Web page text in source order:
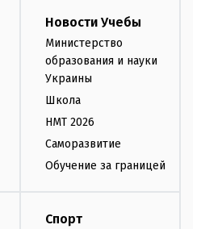
Новости Учебы
Министерство
образования и науки
Украины
Школа
НМТ 2026
Саморазвитие
Обучение за границей
Спорт